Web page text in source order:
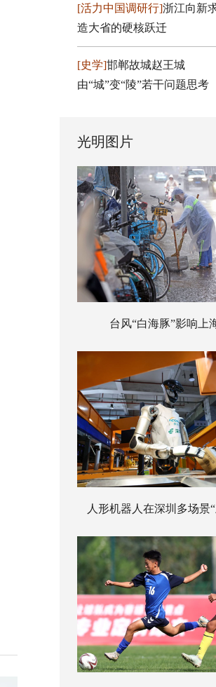
[活力中国调研行]浙江向新
造大省的硬核跃迁
[史学]邯郸故城赵王城
由“城”变“陵”若干问题思考
光明图片
台风“白海豚”影响上
人形机器人在深圳多场景